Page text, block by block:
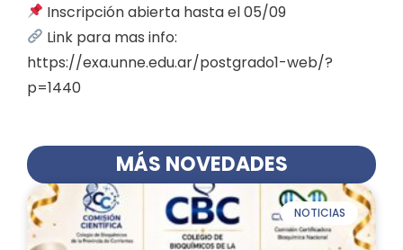
Inscripción abierta hasta el 05/09
Link para mas info:
https://exa.unne.edu.ar/postgrado1-web/?
p=1440
MÁS NOVEDADES
NOTICIAS